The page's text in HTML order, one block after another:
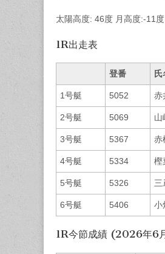
太陽高度: 46度 月高度:-11
1R出走表
登番 氏
1号艇 5052 赤
2号艇 5069 山
3号艇 5367 赤
4号艇 5334 樫
5号艇 5326 三
6号艇 5406 小
1R今節成績 (2026年6